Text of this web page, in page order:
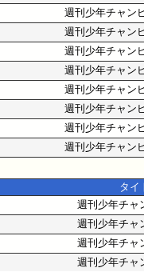
週刊少年チャン
週刊少年チャン
週刊少年チャン
週刊少年チャン
週刊少年チャン
週刊少年チャン
週刊少年チャン
週刊少年チャン
タイ
週刊少年チャ
週刊少年チャ
週刊少年チャ
週刊少年チャ